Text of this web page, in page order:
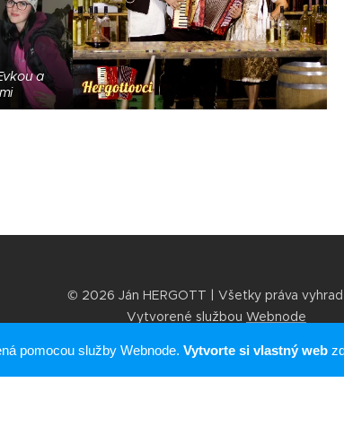
a
© 2026 Ján HERGOTT | Všetky práva
Vytvorené službou Webnode
pomocou služby Webnode. Vytvorte si vlastný web